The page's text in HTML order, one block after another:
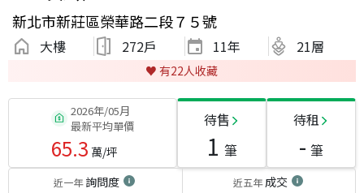
新北市新莊區榮華路二段７５號
大樓 272戶 11年 21層
♥️ 有22人收藏
2026年/05月
最新平均單價
65.3 萬/坪
待售
1 筆
待租
- 筆
近一年詢問度 近五年成交